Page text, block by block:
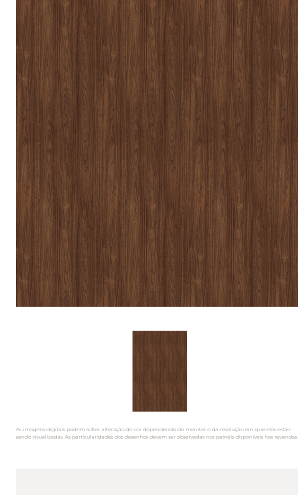
As imagens digitais podem sofrer alteração de cor dependendo do monitor e da resolução em que elas estão
sendo visualizadas. As particularidades dos desenhos devem ser observadas nos painéis disponíveis nas revendas.